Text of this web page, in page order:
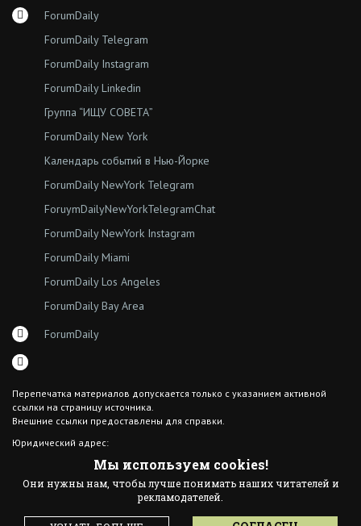
ForumDaily
ForumDaily Telegram
ForumDaily Instagram
ForumDaily Linkedin
Группа “ИЩУ СОВЕТА”
ForumDaily New York
Календарь событий в Нью-Йорке
ForumDaily NewYork Telegram
ForuymDailyNewYorkTelegramChat
ForumDaily NewYork Instagram
ForumDaily Miami
ForumDaily Los Angeles
ForumDaily Bay Area
ForumDaily
Перепечатка материалов допускается только с указанием активной
ссылки на страницу источника.
Внешние ссылки предоставлены для справки.
Юридический адрес:
Brooklyn NY 11204
© 2015 ForumDaily inc.
Designed By иskra*
Мы используем cookies!
Они нужны нам, чтобы лучше понимать наших читателей и
рекламодателей.